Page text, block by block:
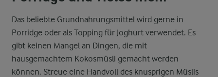
Das beliebte Grundnahrungsmittel wird gerne in
Porridge oder als Topping für Joghurt verwendet. Es
gibt keinen Mangel an Dingen, die mit
hausgemachtem Kokosmüsli gemacht werden
können. Streue eine Handvoll des knusprigen Müslis